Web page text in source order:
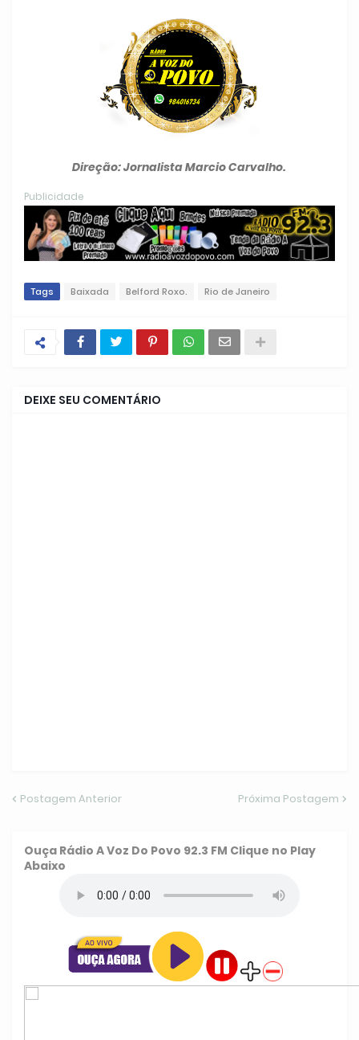
Direção: Jornalista Marcio Carvalho.
Publicidade
Tags Baixada Belford Roxo. Rio de Janeiro
DEIXE SEU COMENTÁRIO
Postagem Anterior Próxima Postagem
Ouça Rádio A Voz Do Povo 92.3 FM Clique no Play
Abaixo